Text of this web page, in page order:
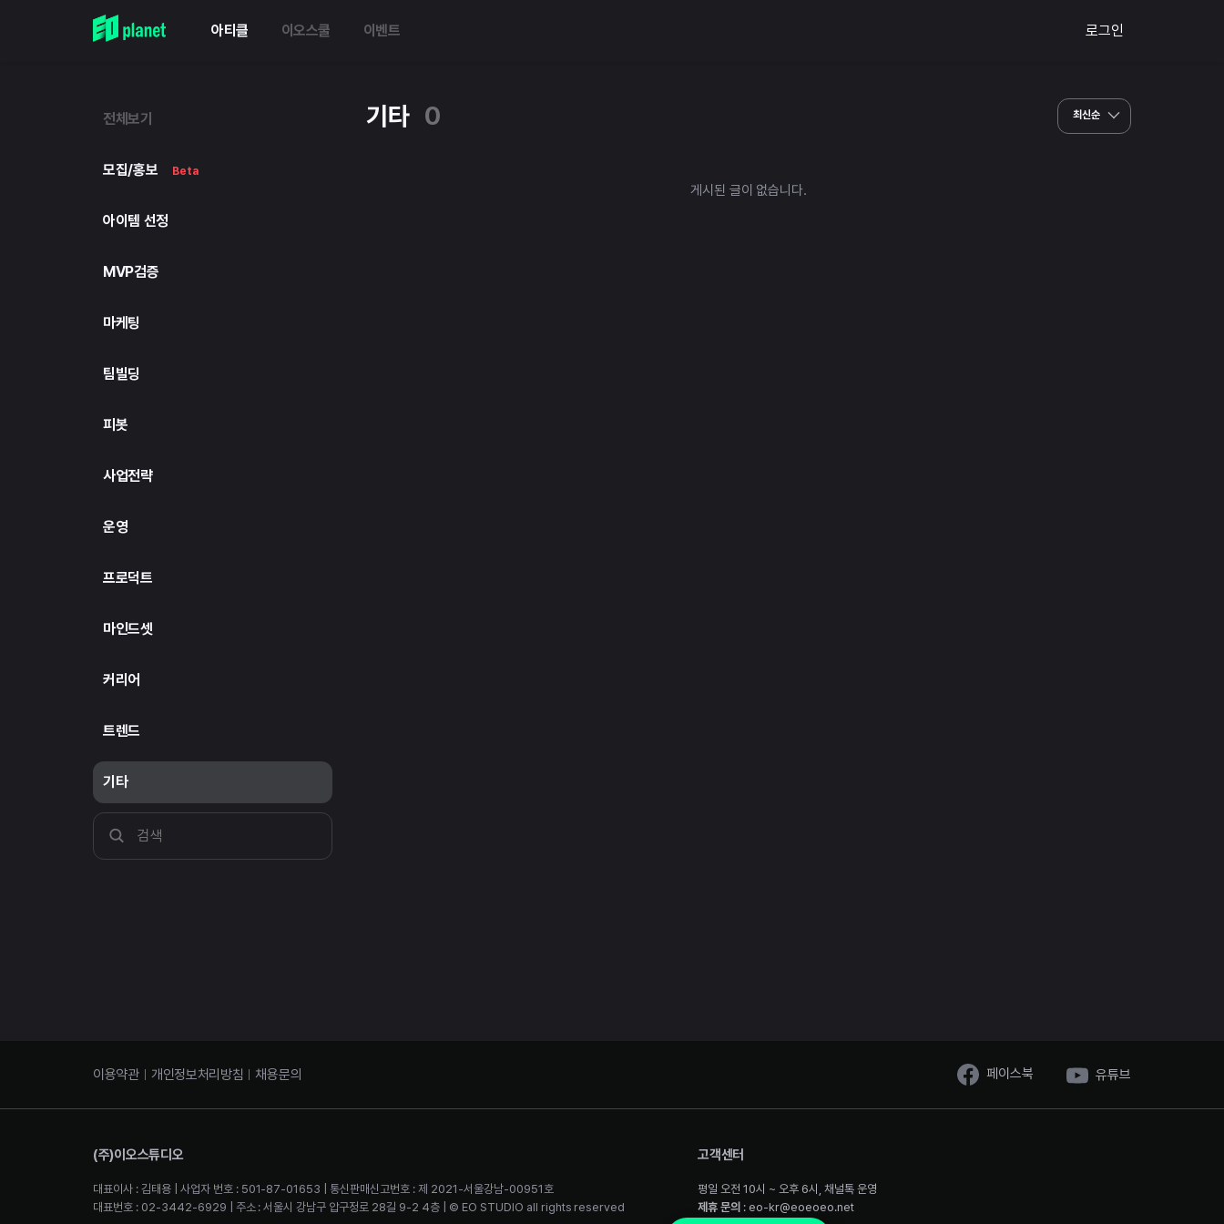
아티클 이오스쿨 이벤트 로그인
전체보기
모집/홍보 Beta
아이템 선정
MVP검증
마케팅
팀빌딩
피봇
사업전략
운영
프로덕트
마인드셋
커리어
트렌드
기타
기타 0 최신순
게시된 글이 없습니다.
이용약관 개인정보처리방침 채용문의 페이스북 유튜브
(주)이오스튜디오
대표이사 : 김태용 | 사업자 번호 : 501-87-01653 | 통신판매신고번호 : 제 2021-서울강남-00951호
대표번호 : 02-3442-6929 | 주소 : 서울시 강남구 압구정로 28길 9-2 4층 | © EO STUDIO all rights reserved
고객센터
평일 오전 10시 ~ 오후 6시, 채널톡 운영
제휴 문의 : eo-kr@eoeoeo.net